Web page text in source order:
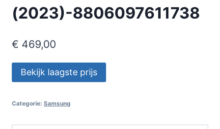
(2023)-8806097611738
€ 469,00
Bekijk laagste prijs
Categorie: Samsung